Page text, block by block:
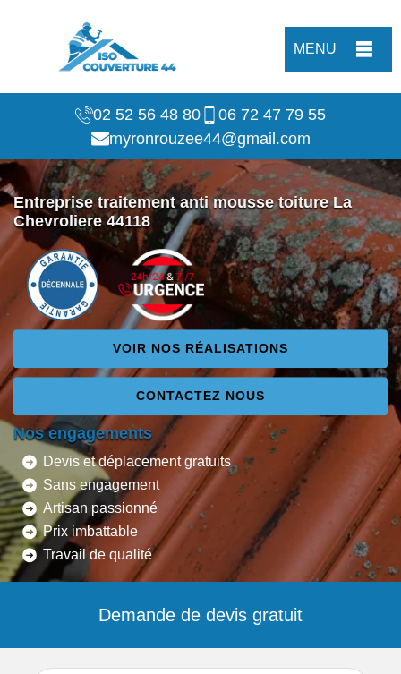
MENU
02 52 56 48 80
06 72 47 79 55
myronrouzee44@gmail.com
Entreprise traitement anti mousse toiture La
Chevroliere 44118
VOIR NOS RÉALISATIONS
CONTACTEZ NOUS
Nos engagements
Devis et déplacement gratuits
Sans engagement
Artisan passionné
Prix imbattable
Travail de qualité
Demande de devis gratuit